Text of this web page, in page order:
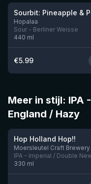
Hopalaa
Sour - Berliner Weisse
440 ml
€5.99
Meer in stijl: IPA
England / Hazy
Hop Holland Hop!!
Moersleutel Craft Brewery
330 ml